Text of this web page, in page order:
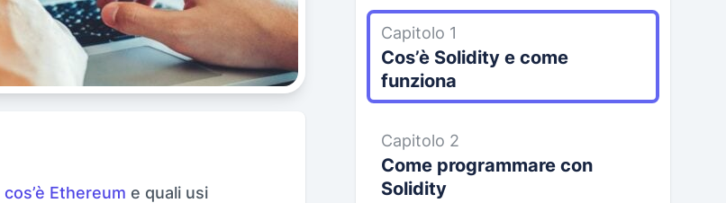
cos’è Ethereum e quali usi
Capitolo 1
Cos’è Solidity e come
funziona
Capitolo 2
Come programmare con
Solidity